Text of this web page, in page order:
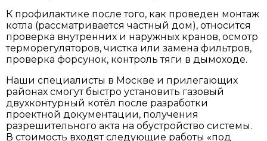
К профилактике после того, как проведен монтаж
котла (рассматривается частный дом), относится
проверка внутренних и наружных кранов, осмотр
терморегуляторов, чистка или замена фильтров,
проверка форсунок, контроль тяги в дымоходе.
Наши специалисты в Москве и прилегающих
районах смогут быстро установить газовый
двухконтурный котёл после разработки
проектной документации, получения
разрешительного акта на обустройство системы.
В стоимость входят следующие работы «под